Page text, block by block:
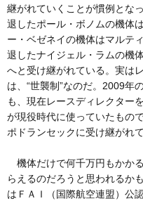
継がれていくことが慣例とな
退したポール・ボノムの機体
ー・ベゼネイの機体はマルテ
退したナイジェル・ラムの機
へと受け継がれている。実は
は、“世襲制”なのだ。2009年
も、現在レースディレクター
が現役時代に使っていたもの
ポドランセックに受け継がれて
機体だけで何千万円もかか
らえるのだろうと思われるか
はＦＡＩ（国際航空連盟）公